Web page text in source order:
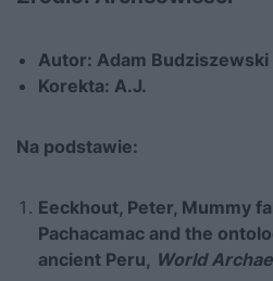
Autor: Adam Budziszewski
Korekta: A.J.
Na podstawie:
Eeckhout, Peter, Mummy
Pachacamac and the
ancient Peru, World